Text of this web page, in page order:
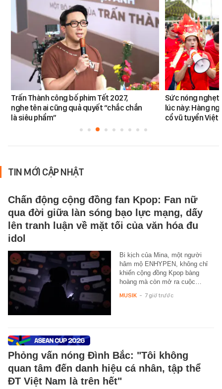
Trấn Thành công bố phim Tết 2027,
nghe tên ai cũng quả quyết “chắc chắn
là siêu phẩm”
Sức nóng nghẹt
lúc này: Hàng
cổ vũ tuyển
TIN MỚI CẬP NHẬT
Chấn động cộng đồng fan Kpop: Fan nữ
qua đời giữa làn sóng bạo lực mạng, dấy
lên tranh luận về mặt tối của văn hóa đu
idol
Bi kịch của Mina, một người
hâm mộ ENHYPEN, không chỉ
khiến cộng đồng Kpop bàng
hoàng mà còn mở ra cuộc…
MUSIK - 7 giờ trước
Phỏng vấn nóng Đình Bắc: "Tôi không
quan tâm đến danh hiệu cá nhân, tập thể
ĐT Việt Nam là trên hết"